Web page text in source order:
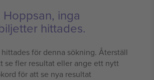
Hoppsan, inga
hittades.
för denna sökning. Återställ
se fler resultat eller ange ett nytt
för att se nya resultat